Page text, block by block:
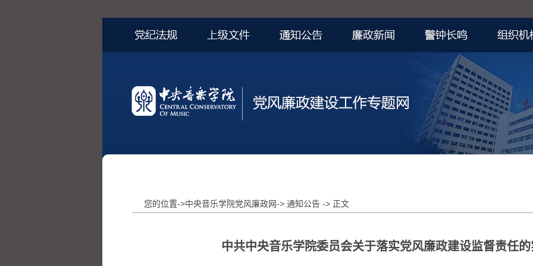
您的位置->中央音乐学院党风廉政网-> 通知公告 -> 正文
中共中央音乐学院委员会关于落实党风廉政建设监督责任